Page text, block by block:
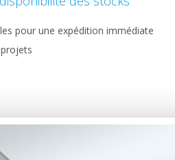
pour une expédition immédiate